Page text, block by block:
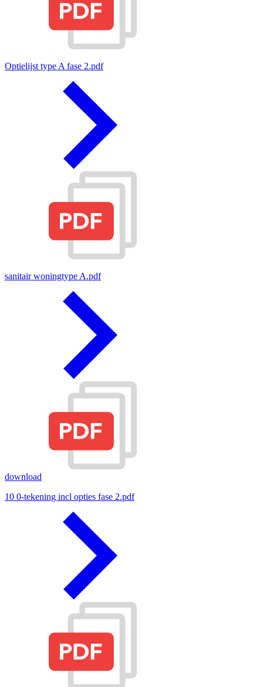
Optielijst type A fase 2.pdf
sanitair woningtype A.pdf
download
10 0-tekening incl opties fase 2.pdf